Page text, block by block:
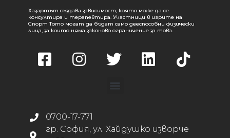
Хазартът създава зависимост, която може да се
консултира и терапевтира. Участници в игрите на
Спорт Тото могат да бъдат само дееспособни физически
лица, за които няма законово ограничение за това.
0700-17-771
гр. София, ул. Хайдушко изворче